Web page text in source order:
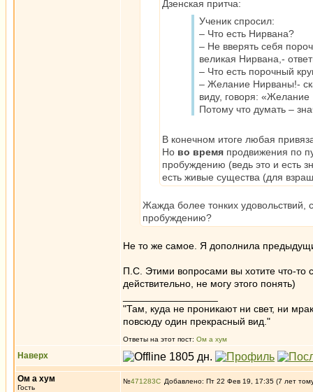
Дзенская притча:
Ученик спросил:
– Что есть Нирвана?
– Не вверять себя
великая Нирвана,-
– Что есть порочный
– Желание Нирваны!-
виду, говоря:
Потому что думать –
В конечном итоге любая
Но во время продвижения по
пробуждению (ведь это и есть
есть живые существа (для
Жажда более тонких удовольствий,
пробуждению?
Не то же самое. Я дополнила
П.С. Этими вопросами вы хотите что-то
действительно, не могу этого понять)
"Там, куда не проникают ни свет, ни
повсюду один прекрасный вид."
Ответы на этот пост: Ом а хум
Наверх
Ом а хум
Гость
№471283 Добавлено: Пт 22 Фев 19, 17:35 (7 лет